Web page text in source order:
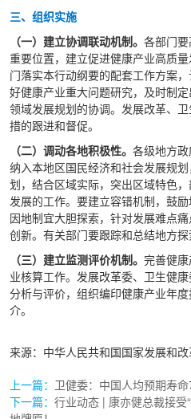
三、组织实施
（一）建立协调联动机制。 各部门
重要位置，建立促进健康产业高质
门落实本行动纲要的配套工作方案
好健康产业重大问题研究，及时制
领域发展规划的协调。发展改革、
措的跟进和督促。
（二）调动各地积极性。 各级地方
纳入本地区国民经济和社会发展规
划，结合区域实际，突出区域特色
发展的工作。要建立容错机制，鼓励
因地制宜大胆探索，针对发展难点
创新。有关部门要跟踪和总结地方
（三）建立监测评价机制。 完善健
业核算工作。发展改革委、卫生健
分析与评价，组织编印健康产业年
介。
来源：中华人民共和国国家发展和
上一篇： 卫健委：中国人均预期寿
下一篇： 行业动态 | 康亦健总裁接受